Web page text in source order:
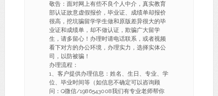
敬告：面对网上有些不良个人中介，真实教育
部认证故意虚假报价，毕业证、成绩单却报价
很高，挖坑骗留学学生做和原版差异很大的毕
业证和成绩单，却不做认证，欺骗广大留学
生，请多留心！办理时请电话联系，或者视频
看下对方的办公环境，办理实力，选择实体公
司，以防被骗！
办理流程：
1、客户提供办理信息：姓名、生日、专业、学
位、毕业时间等（如信息不确定可以咨询顾
问：Q微信/1986543008我们有专业老师帮你